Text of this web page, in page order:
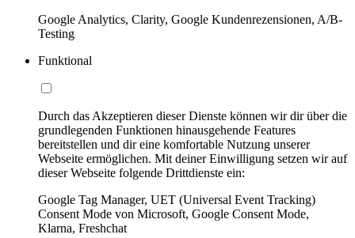
Google Analytics, Clarity, Google Kundenrezensionen, A/B-
Testing
Funktional
Durch das Akzeptieren dieser Dienste können wir dir über die
grundlegenden Funktionen hinausgehende Features
bereitstellen und dir eine komfortable Nutzung unserer
Webseite ermöglichen. Mit deiner Einwilligung setzen wir auf
dieser Webseite folgende Drittdienste ein:
Google Tag Manager, UET (Universal Event Tracking)
Consent Mode von Microsoft, Google Consent Mode,
Klarna, Freshchat